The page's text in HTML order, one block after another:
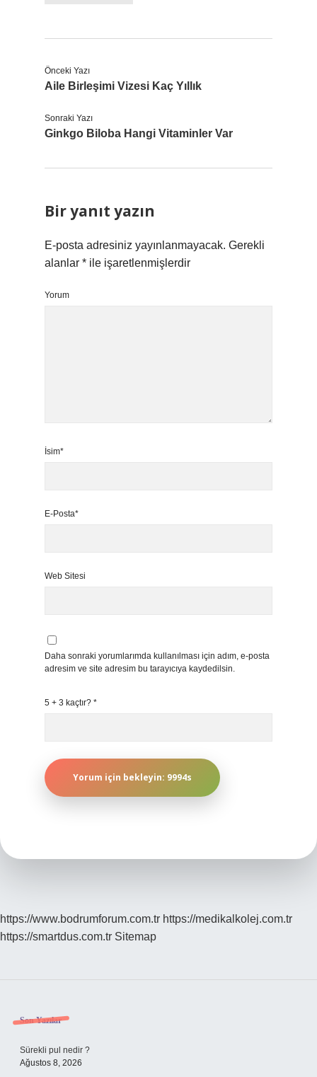
Önceki Yazı
Aile Birleşimi Vizesi Kaç Yıllık
Sonraki Yazı
Ginkgo Biloba Hangi Vitaminler Var
Bir yanıt yazın
E-posta adresiniz yayınlanmayacak. Gerekli
alanlar * ile işaretlenmişlerdir
Yorum
İsim*
E-Posta*
Web Sitesi
Daha sonraki yorumlarımda kullanılması için adım, e-posta
adresim ve site adresim bu tarayıcıya kaydedilsin.
5 + 3 kaçtır? *
https://www.bodrumforum.com.tr https://medikalkolej.com.tr
https://smartdus.com.tr Sitemap
Sidebar
Son Yazılar
Sürekli pul nedir ?
Ağustos 8, 2026